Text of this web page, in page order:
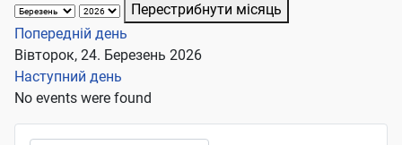
Перестрибнути місяць
Попередній день
Вівторок, 24. Березень 2026
Наступний день
No events were found